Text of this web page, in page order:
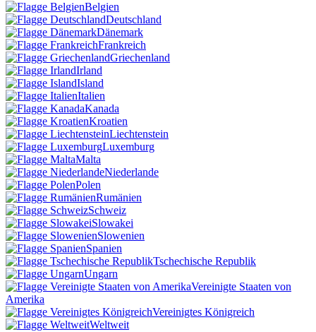
Belgien
Deutschland
Dänemark
Frankreich
Griechenland
Irland
Island
Italien
Kanada
Kroatien
Liechtenstein
Luxemburg
Malta
Niederlande
Polen
Rumänien
Schweiz
Slowakei
Slowenien
Spanien
Tschechische Republik
Ungarn
Vereinigte Staaten von
Amerika
Vereinigtes Königreich
Weltweit